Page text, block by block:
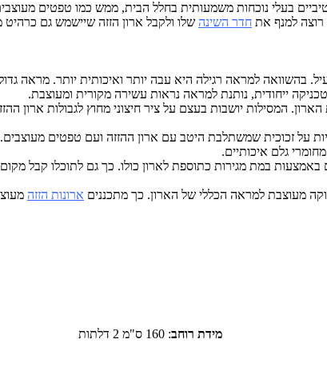
רוצה למנף את חדר השינה שלו ולקבל ארון הזזה שיישמש גם
בהשוואה למראה רגילה היא עבה יותר ואיכותית יותר. מראה
ייחודית, נותנת למראה נראות עשירה מקורית ומעוצבת.
המסילות יושבות בעצם על ציר חיצוני מחוץ לגבולות ארון
על זכוכית שמשתלבת היטב עם ארון ההזזה ועם טפטים
גלם איכותיים.
באמצעות במת מגירות כתוספת לארון כולו. כך גם לתוכלו קבל
מעוצבת למראה הכללי של הארון. כך מתכננים ארונות הזזה
מידת רוחב: 160 ס"מ 2 דלתות